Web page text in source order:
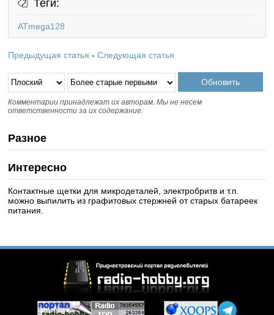
Теги:
ATmega128
Предыдущая статья -Следующая статья
Комментарии принадлежат их авторам. Мы не несем
ответственности за их содержание.
Разное
Интересно
Контактные щетки для микродеталей, электробритв и т.п.
можно выпилить из графитовых стержней от старых батареек
питания.